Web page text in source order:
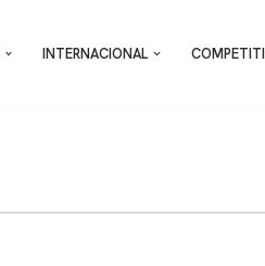
INTERNACIONAL